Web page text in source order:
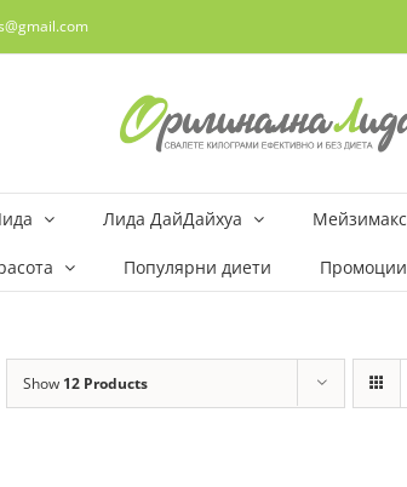
Лида ДайДайхуа Мейзимакс
Популярни диети Промоции
Show 12 Products